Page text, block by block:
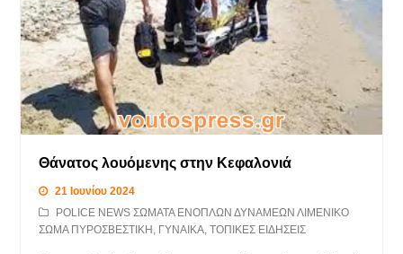
Θάνατος λουόμενης στην Κεφαλονιά
21 Ιουνίου 2024
POLICE NEWS ΣΩΜΑΤΑ ΕΝΟΠΛΩΝ ΔΥΝΑΜΕΩΝ ΛΙΜΕΝΙΚΟ
ΣΩΜΑ ΠΥΡΟΣΒΕΣΤΙΚΗ , ΓΥΝΑΙΚΑ,ΤΟΠΙΚΕΣ ΕΙΔΗΣΕΙΣ